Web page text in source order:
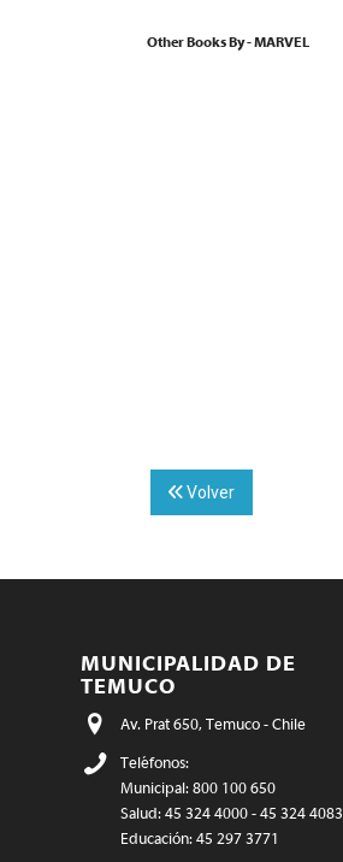
Other Books By - MARVEL
Volver
MUNICIPALIDAD DE
TEMUCO
Av. Prat 650, Temuco - Chile
Teléfonos:
Municipal: 800 100 650
Salud: 45 324 4000 - 45 324 4083
Educación: 45 297 3771